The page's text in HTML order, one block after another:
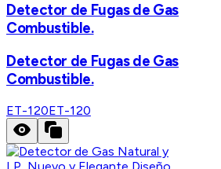
Detector de Fugas de Gas
Combustible.
Detector de Fugas de Gas
Combustible.
ET-120ET-120